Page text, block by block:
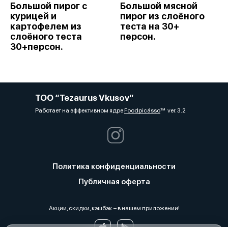
Большой пирог с
курицей и
картофелем из
слоёного теста
30+персон.
Большой мясной
пирог из слоёного
теста на 30+
персон.
ТОО “Tezaurus Vkusov”
Работает на эффективном ядреFoodpicássover. 3.2
Политика конфиденциальности
Публичная оферта
Акции, скидки, кэшбэк − в нашем приложении!